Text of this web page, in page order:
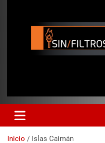
Inicio Islas Caimán